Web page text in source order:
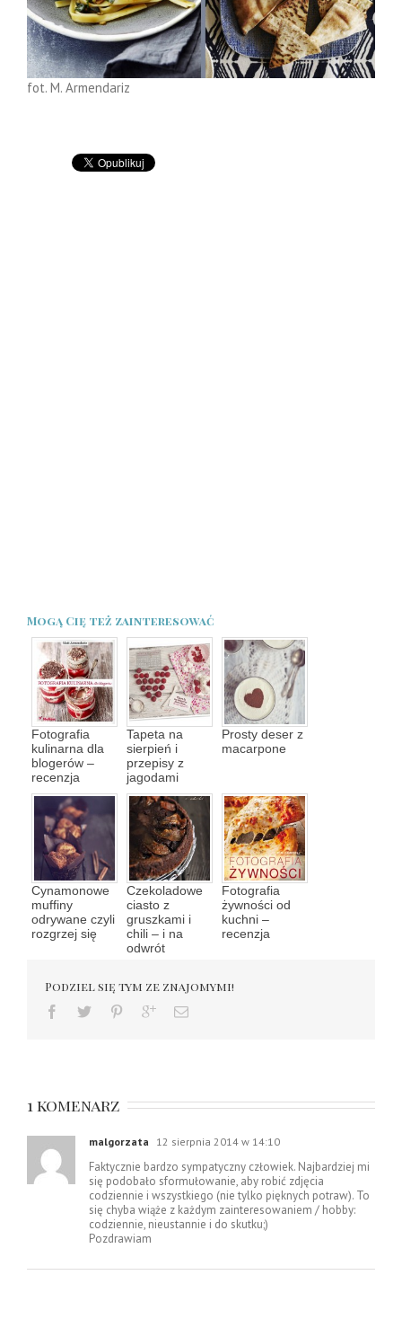
fot. M. Armendariz
Mogą Cię też zainteresować
Fotografia
kulinarna dla
blogerów –
recenzja
Tapeta na
sierpień i
przepisy z
jagodami
Prosty deser z
macarpone
Cynamonowe
muffiny
odrywane czyli
rozgrzej się
Czekoladowe
ciasto z
gruszkami i
chili – i na
odwrót
Fotografia
żywności od
kuchni –
recenzja
Podziel się tym ze znajomymi!
1 komenarz
malgorzata 12 sierpnia 2014 w 14:10
Faktycznie bardzo sympatyczny człowiek. Najbardziej mi
się podobało sformułowanie, aby robić zdjęcia
codziennie i wszystkiego (nie tylko pięknych potraw). To
się chyba wiąże z każdym zainteresowaniem / hobby:
codziennie, nieustannie i do skutku;)
Pozdrawiam